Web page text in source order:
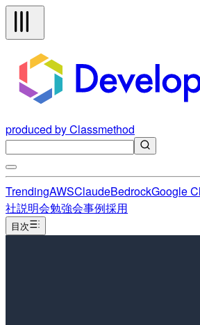
produced by Classmethod
TrendingAWSClaudeBedrockGoogle
社説明会勉強会事例採用
目次